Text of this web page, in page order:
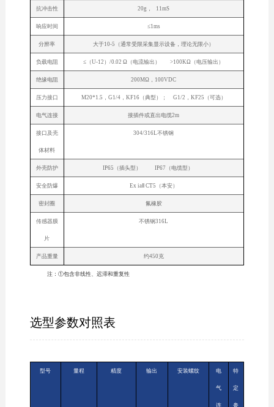
抗冲击性 20g， 11mS
响应时间 ≤1ms
分辨率 大于10-5（通常受限采集显示设备，理论无限小）
负载电阻 ≤（U-12）/0.02 Ω（电流输出） >100KΩ（电压输出）
绝缘电阻 200MΩ，100VDC
压力接口 M20*1.5，G1/4，KF16（典型）； G1/2，KF25（可选）
电气连接 接插件或直出电缆2m
接口及壳
体材料
304/316L不锈钢
外壳防护 IP65（插头型） IP67（电缆型）
安全防爆 Ex iaⅡ CT5（本安）
密封圈 氟橡胶
传感器膜
片
不锈钢316L
产品重量 约450克
注：①包含非线性、迟滞和重复性
选型参数对照表
型号 量程 精度 输出 安装螺纹 电
气
连
特
定
参